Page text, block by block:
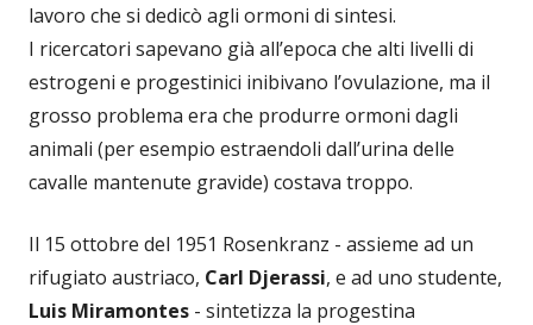
lavoro che si dedicò agli ormoni di sintesi.
I ricercatori sapevano già all’epoca che alti livelli di
estrogeni e progestinici inibivano l’ovulazione, ma il
grosso problema era che produrre ormoni dagli
animali (per esempio estraendoli dall’urina delle
cavalle mantenute gravide) costava troppo.
Il 15 ottobre del 1951 Rosenkranz - assieme ad un
rifugiato austriaco, Carl Djerassi, e ad uno studente,
Luis Miramontes - sintetizza la progestina